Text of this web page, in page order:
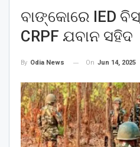
ବାଙ୍କୋରେ IED
CRPF ଯବାନ ସହିଦ
By Odia News On Jun 14, 2025